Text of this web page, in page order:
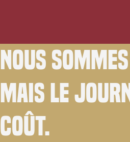
Nous
Mais le
coût.